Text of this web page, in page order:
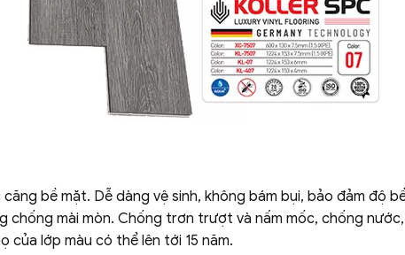
bề mặt. Dễ dàng vệ sinh, không bám bụi, bảo đảm độ
mài mòn. Chống trơn trượt và nấm mốc, chống
của lớp màu có thể lên tới 15 năm.